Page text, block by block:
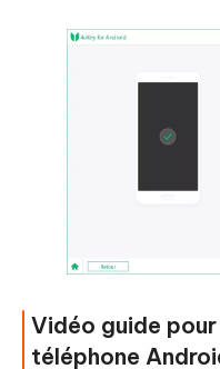
Vidéo guide
téléphone